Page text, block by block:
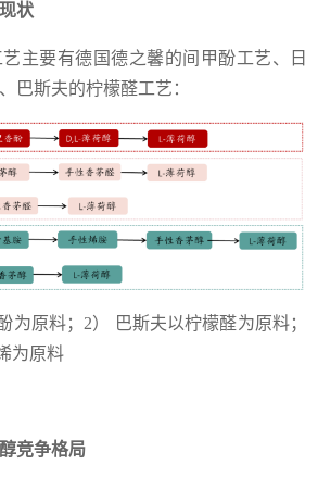
状
主要有德国德之馨的间甲酚工艺、日
巴斯夫的柠檬醛工艺：
为原料；2） 巴斯夫以柠檬醛为原料；
为原料
竞争格局